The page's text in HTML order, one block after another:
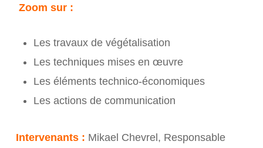
Zoom sur :
Les travaux de végétalisation
Les techniques mises en œuvre
Les éléments technico-économiques
Les actions de communication
Intervenants : Mikael Chevrel, Responsable